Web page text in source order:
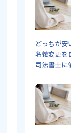
どっちが安
名義変更を
司法書士に